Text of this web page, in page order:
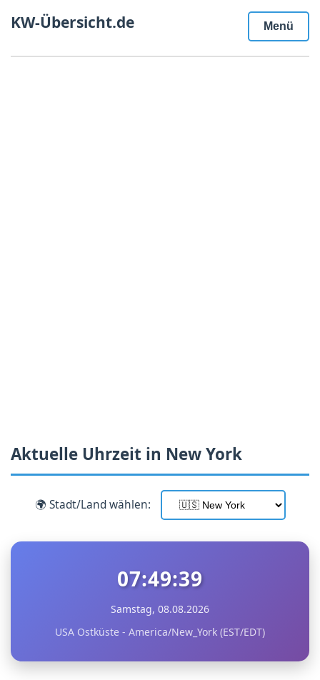
KW-Übersicht.de Menü
Aktuelle Uhrzeit in New York
🌍 Stadt/Land wählen:
07:49:40
Samstag, 08.08.2026
USA Ostküste - America/New_York (EST/EDT)